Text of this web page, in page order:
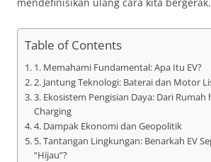
Table of Contents
1. Memahami Fundamental: Apa Itu EV?
2. Jantung Teknologi: Baterai dan Motor
3. Ekosistem Pengisian Daya: Dari Rumah
Charging
4. Dampak Ekonomi dan Geopolitik
5. Tantangan Lingkungan: Benarkah EV
“Hijau”?